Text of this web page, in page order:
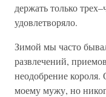
держать только
удовлетворяло.
Зимой мы часто
развлечений,
неодобрение короля.
моему мужу, но